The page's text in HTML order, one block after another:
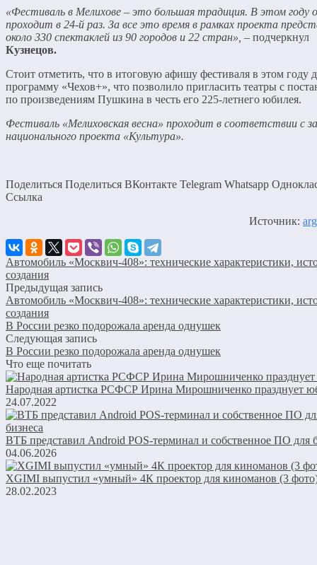
«Фестиваль в Мелихове – это большая традиция. В этом году
проходит в 24-й раз. За все это время в рамках проекта
около 330 спектаклей из 90 городов и 22 стран», – подчеркнул
Кузнецов.
Стоит отметить, что в итоговую афишу фестиваля в этом году
программу «Чехов+», что позволило пригласить театры с
по произведениям Пушкина в честь его 225-летнего юбилея.
Фестиваль «Мелиховская весна» проходит в соответствии с
национального проекта «Культура».
Поделиться Поделиться ВКонтакте Telegram Whatsapp
Cсылка
Источник:
Автомобиль «Москвич-408»: технические характеристики,
создания
Предыдущая запись
Автомобиль «Москвич-408»: технические характеристики,
создания
В России резко подорожала аренда однушек
Следующая запись
В России резко подорожала аренда однушек
Что еще почитать
Народная артистка РСФСР Ирина Мирошниченко празднует
24.07.2022
ВТБ представил Android POS-терминал и собственное ПО для
04.06.2026
XGIMI выпустил «умный» 4К проектор для киноманов (3
28.02.2023